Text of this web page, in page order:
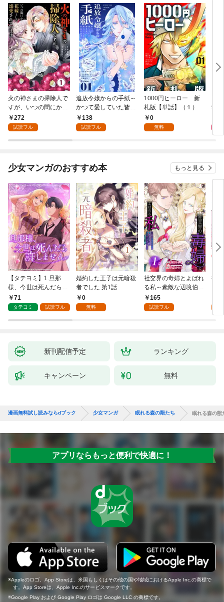
火の神さまの掃除人で
すが、いつの間にか花
嫁として溺愛されてい
ます【単話】（１）
272
試読フル
追放令嬢からの手紙～
かつて愛していた皆さ
まへ 私のことなどお忘
れですか？～【単話】
138
試読フル
1000円ヒーロー 新
札版【単話】（１）
0
無料
9.5
少女マンガのおすすめ本 もっと見る
【タテヨミ】1.旦那
様、今世は死んだら許
しません
71
タテヨミ 試読フル
婚約した王子は元暗殺
者でした 第1話
0
無料
社交界の毒婦とよばれ
る私～素敵な辺境伯令
息に腕を折られたの
で、責任とってもらい
165
試読フル
視
新刊配信予定 ランキング
キャンペーン 無料
漫画無料試し読みならdブック 少女マンガ 眠れる森の獣たち 眠れる森の獣
アプリならもっと便利で快適に！
Appleのロゴ、App Storeは、米国もしくはその他の国や地域におけるApple Inc.の商標で
す。App Storeは、Apple Inc.のサービスマークです。
Google Play および Google Play ロゴは Google LLC の商標です。